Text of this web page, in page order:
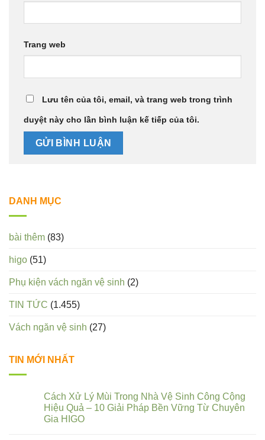
Trang web
Lưu tên của tôi, email, và trang web trong trình
duyệt này cho lần bình luận kế tiếp của tôi.
DANH MỤC
bài thêm (83)
higo (51)
Phụ kiện vách ngăn vệ sinh (2)
TIN TỨC (1.455)
Vách ngăn vệ sinh (27)
TIN MỚI NHẤT
Cách Xử Lý Mùi Trong Nhà Vệ Sinh Công Cộng
Hiệu Quả – 10 Giải Pháp Bền Vững Từ Chuyên
Gia HIGO